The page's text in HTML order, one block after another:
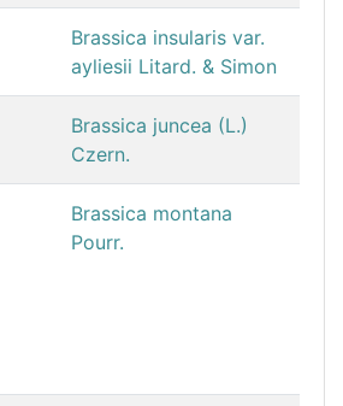
Brassica insularis var.
ayliesii Litard. & Simon
Brassica juncea (L.)
Czern.
Brassica montana
Pourr.